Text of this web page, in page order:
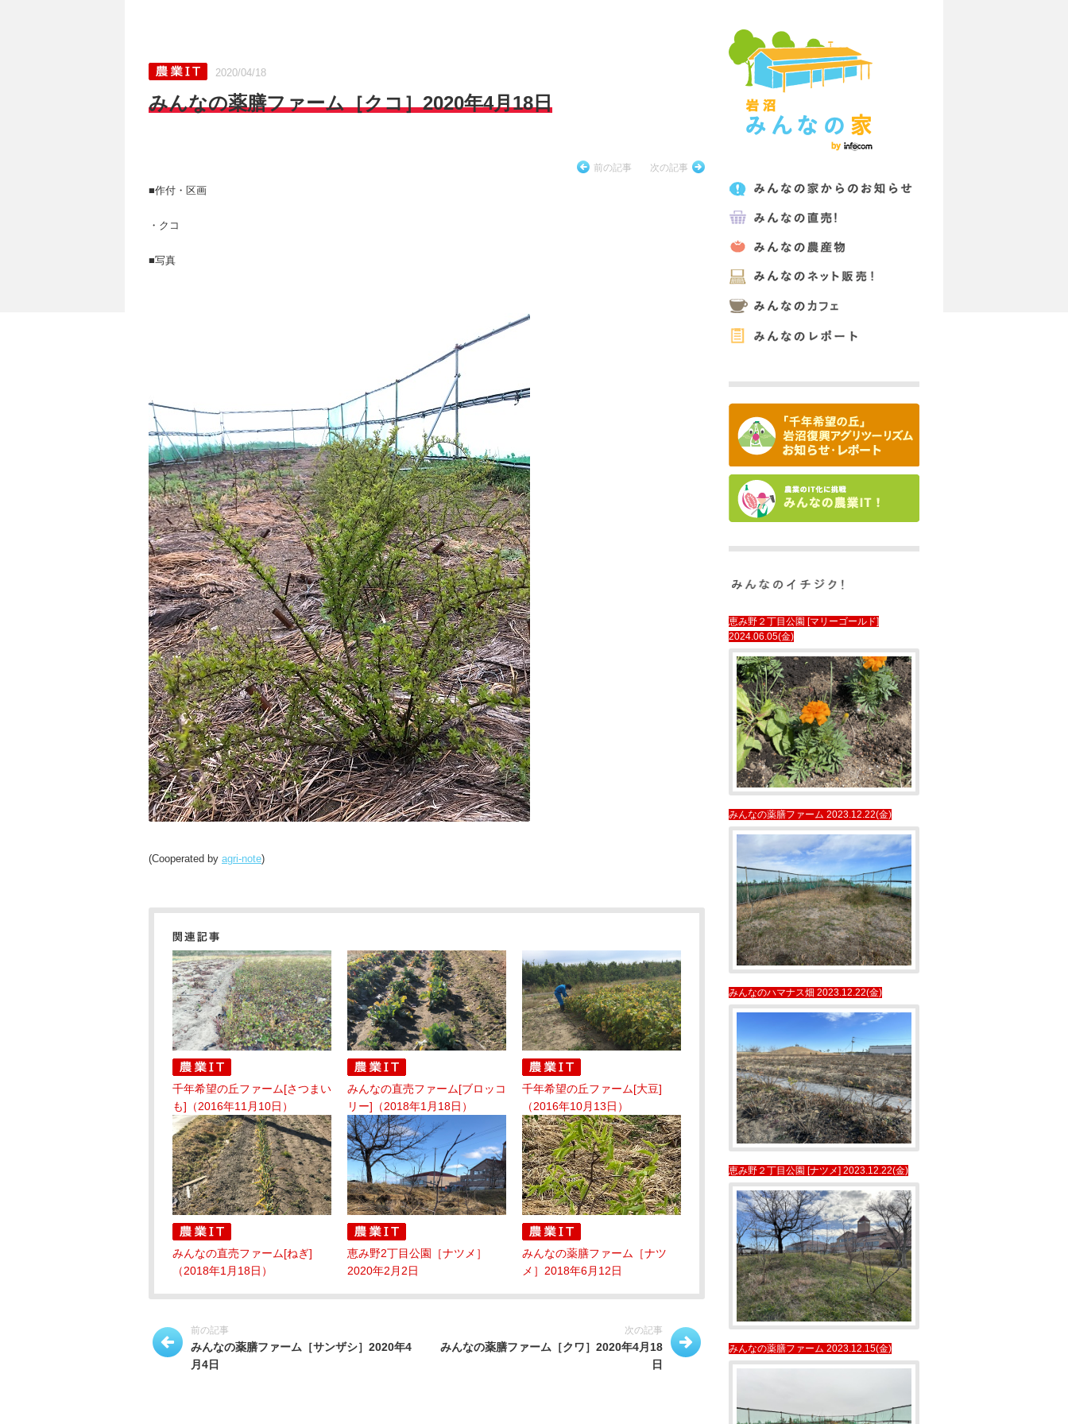
2020/04/18
みんなの薬膳ファーム［クコ］2020年4月18日
前の記事 次の記事
■作付・区画
・クコ
■写真
(Cooperated by agri-note)
千年希望の丘ファーム[さつまい
も]（2016年11月10日）
みんなの直売ファーム[ブロッコ
リー]（2018年1月18日）
千年希望の丘ファーム[大豆]
（2016年10月13日）
みんなの直売ファーム[ねぎ]
（2018年1月18日）
恵み野2丁目公園［ナツメ］
2020年2月2日
みんなの薬膳ファーム［ナツ
メ］2018年6月12日
前の記事
みんなの薬膳ファーム［サンザシ］2020年4
月4日
次の記事
みんなの薬膳ファーム［クワ］2020年4月18
日
恵み野２丁目公園 [マリーゴールド]
2024.06.05(金)
みんなの薬膳ファーム 2023.12.22(金)
みんなのハマナス畑 2023.12.22(金)
恵み野２丁目公園 [ナツメ] 2023.12.22(金)
みんなの薬膳ファーム 2023.12.15(金)